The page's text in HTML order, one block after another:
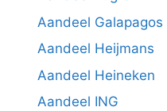
Aandeel Galapagos
Aandeel Heijmans
Aandeel Heineken
Aandeel ING